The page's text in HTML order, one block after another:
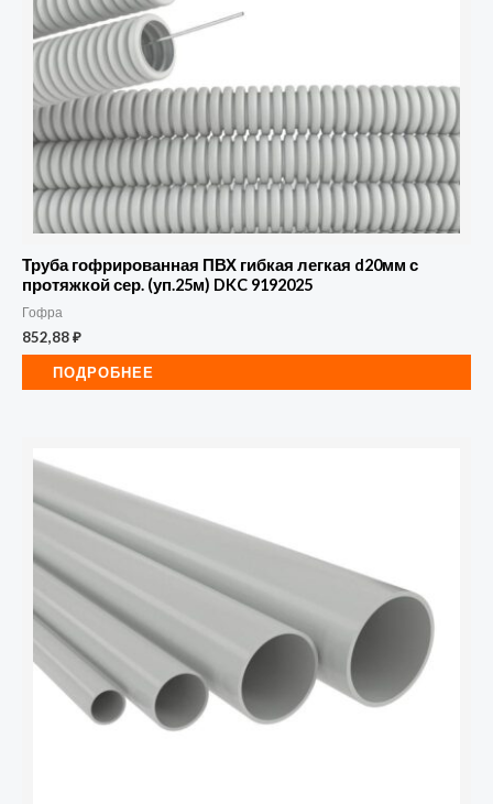
Труба гофрированная ПВХ гибкая легкая d20мм с
протяжкой сер. (уп.25м) DKC 9192025
Гофра
852,88₽
ПОДРОБНЕЕ